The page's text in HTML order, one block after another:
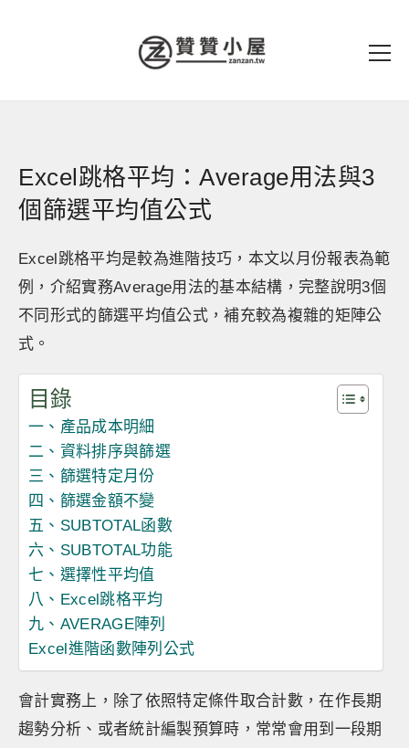
Excel跳格平均：Average用法與3
個篩選平均值公式
Excel跳格平均是較為進階技巧，本文以月份報表為範
例，介紹實務Average用法的基本結構，完整說明3個
不同形式的篩選平均值公式，補充較為複雜的矩陣公
式。
目錄
一、產品成本明細
二、資料排序與篩選
三、篩選特定月份
四、篩選金額不變
五、SUBTOTAL函數
六、SUBTOTAL功能
七、選擇性平均值
八、Excel跳格平均
九、AVERAGE陣列
Excel進階函數陣列公式
會計實務上，除了依照特定條件取合計數，在作長期
趨勢分析、或者統計編製預算時，常常會用到一段期